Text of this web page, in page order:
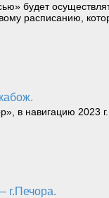
будет
расписанию,
навигацию 2023 г.
г.Печора.